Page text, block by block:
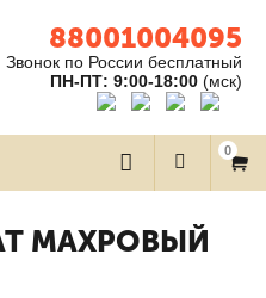
88001004095
Звонок по России бесплатный
ПН-ПТ: 9:00-18:00 (мск)
0
МАХРОВЫЙ